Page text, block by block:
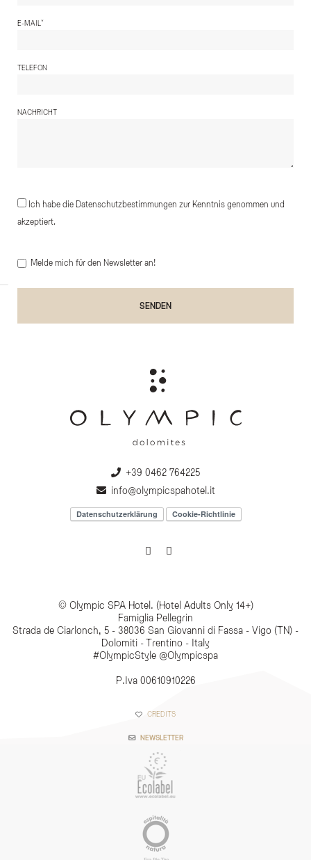
E-MAIL *
TELEFON
NACHRICHT
Ich habe die Datenschutzbestimmungen zur Kenntnis genommen und
akzeptiert.
Melde mich für den Newsletter an!
+39 0462 764225
info@olympicspahotel.it
Datenschutzerklärung Cookie-Richtlinie
© Olympic SPA Hotel. (Hotel Adults Only 14+)
Famiglia Pellegrin
Strada de Ciarlonch, 5 - 38036 San Giovanni di Fassa - Vigo (TN) -
Dolomiti - Trentino - Italy
#OlympicStyle @Olympicspa
P.Iva 00610910226
CREDITS
NEWSLETTER